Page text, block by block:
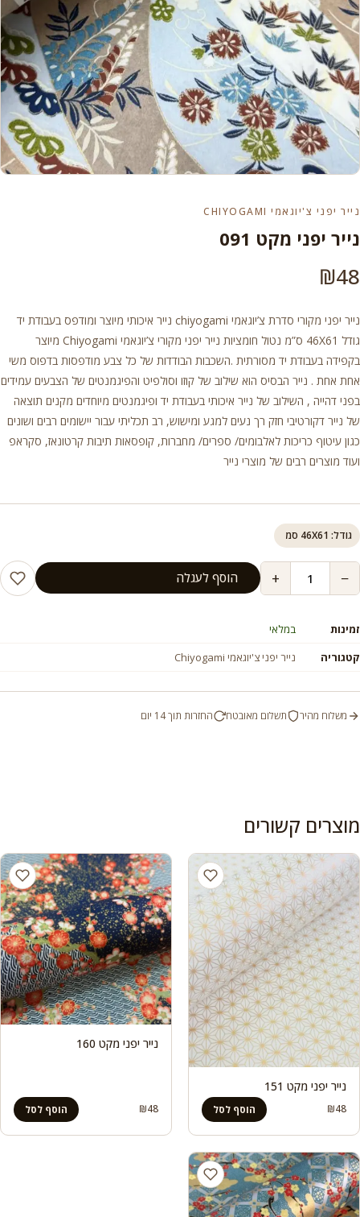
נייר יפני צ'יוגאמי CHIYOGAMI
נייר יפני מקט 091
₪48
נייר יפני מקורי סדרת צ’יוגאמי chiyogami נייר איכותי מיוצר ומודפס בעבודת יד
גודל 46X61 ס”מ נטול חומציות נייר יפני מקורי צ’יוגאמי Chiyogami מיוצר
בקפידה בעבודת יד מסורתית .השכבות הבודדות של כל צבע מודפסות בדפוס משי
אחת אחת . נייר הבסיס הוא שילוב של קוזו וסולפיט והפיגמנטים של הצבעים עמידים
בפני דהייה , השילוב של נייר איכותי בעבודת יד ופיגמנטים מיוחדים מקנים תוצאה
של נייר דקורטיבי חזק רך נעים למגע ומישוש, רב תכליתי עבור יישומים רבים ושונים
כגון עיטוף כריכות לאלבומים/ ספרים/ מחברות, קופסאות תיבות קרטונאז, סקראפ
ועוד מוצרים רבים של מוצרי נייר
גודל: 46X61 סמ
−
+ הוסף לעגלה
זמינות
במלאי
קטגוריה
נייר יפני צ'יוגאמי Chiyogami
משלוח מהיר תשלום מאובטח החזרות תוך 14 יום
מוצרים קשורים
נייר יפני מקט 151
₪48 הוסף לסל
נייר יפני מקט 160
₪48 הוסף לסל